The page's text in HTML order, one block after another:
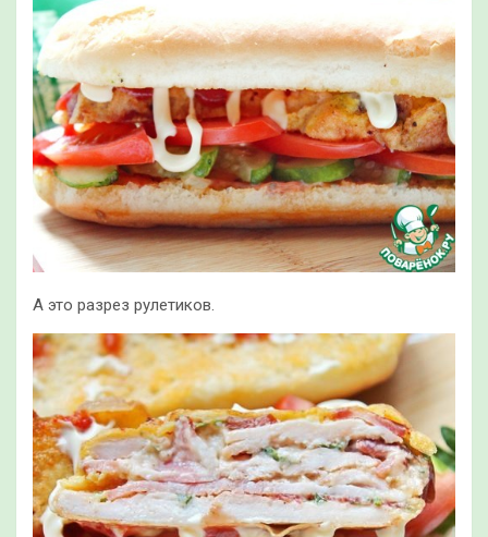
А это разрез рулетиков.